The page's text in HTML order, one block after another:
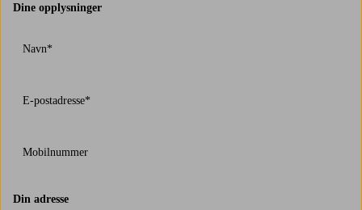
Dine opplysninger
Navn*
E-postadresse*
Mobilnummer
Din adresse